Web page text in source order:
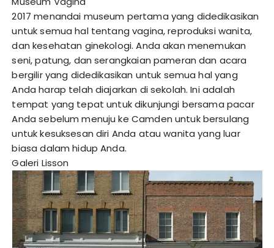
2017 menandai museum pertama yang didedikasikan
untuk semua hal tentang vagina, reproduksi wanita,
dan kesehatan ginekologi. Anda akan menemukan
seni, patung, dan serangkaian pameran dan acara
bergilir yang didedikasikan untuk semua hal yang
Anda harap telah diajarkan di sekolah. Ini adalah
tempat yang tepat untuk dikunjungi bersama pacar
Anda sebelum menuju ke Camden untuk bersulang
untuk kesuksesan diri Anda atau wanita yang luar
biasa dalam hidup Anda.
Galeri Lisson